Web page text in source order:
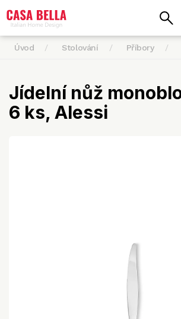
Úvod Stolování Příbory
Jídelní nůž
6 ks, Alessi